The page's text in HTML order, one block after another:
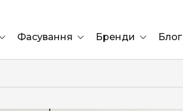
Фасування Бренди Блог